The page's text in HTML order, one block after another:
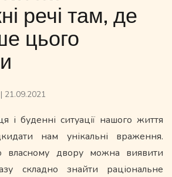
речі там, де
цього
| 21.09.2021
і буденні ситуації нашого життя
нам унікальні враження.
власному двору можна виявити
складно знайти раціональне